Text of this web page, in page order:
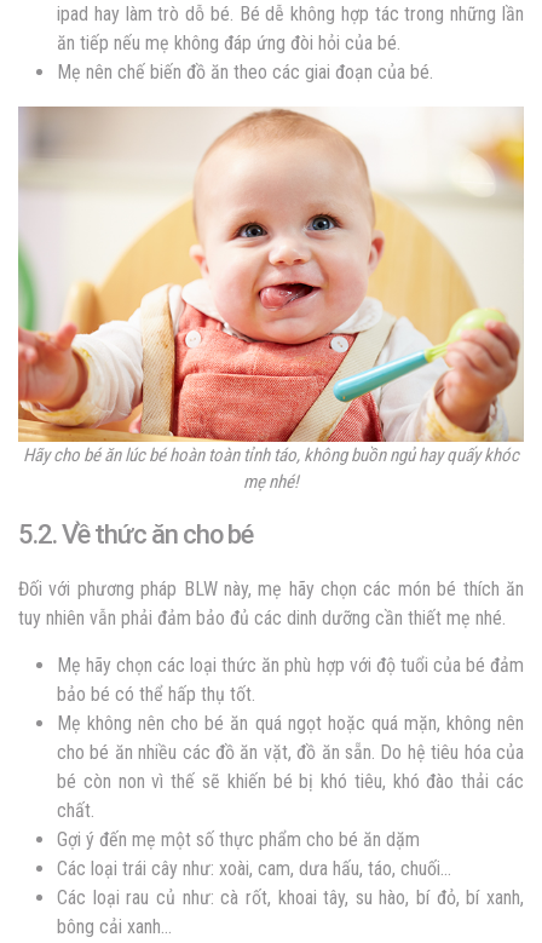
ipad hay làm trò dỗ bé. Bé dễ không hợp tác trong những lần
ăn tiếp nếu mẹ không đáp ứng đòi hỏi của bé.
Mẹ nên chế biến đồ ăn theo các giai đoạn của bé.
Hãy cho bé ăn lúc bé hoàn toàn tỉnh táo, không buồn ngủ hay quấy khóc
mẹ nhé!
5.2. Về thức ăn cho bé
Đối với phương pháp BLW này, mẹ hãy chọn các món bé thích ăn
tuy nhiên vẫn phải đảm bảo đủ các dinh dưỡng cần thiết mẹ nhé.
Mẹ hãy chọn các loại thức ăn phù hợp với độ tuổi của bé đảm
bảo bé có thể hấp thụ tốt.
Mẹ không nên cho bé ăn quá ngọt hoặc quá mặn, không nên
cho bé ăn nhiều các đồ ăn vặt, đồ ăn sẵn. Do hệ tiêu hóa của
bé còn non vì thế sẽ khiến bé bị khó tiêu, khó đào thải các
chất.
Gợi ý đến mẹ một số thực phẩm cho bé ăn dặm
Các loại trái cây như: xoài, cam, dưa hấu, táo, chuối…
Các loại rau củ như: cà rốt, khoai tây, su hào, bí đỏ, bí xanh,
bông cải xanh…